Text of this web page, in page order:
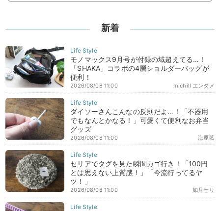
新着
モノマックス9月号が付録の域超えてる…！
「SHAKA」コラボの4層ショルダーバッグが
便利！
michill エンタメ
2026/08/08 11:00
ダイソーさんこんなの反則だよ…！「不器用
でもなんとかなる！」可愛くて便利なお弁当
グッズ
海原藍
2026/08/08 11:00
セリアでタグを見た瞬間カゴ行き！「100円
とは思えない上質感！」「今流行ってるヤ
ツ！」
如月せり
2026/08/08 11:00